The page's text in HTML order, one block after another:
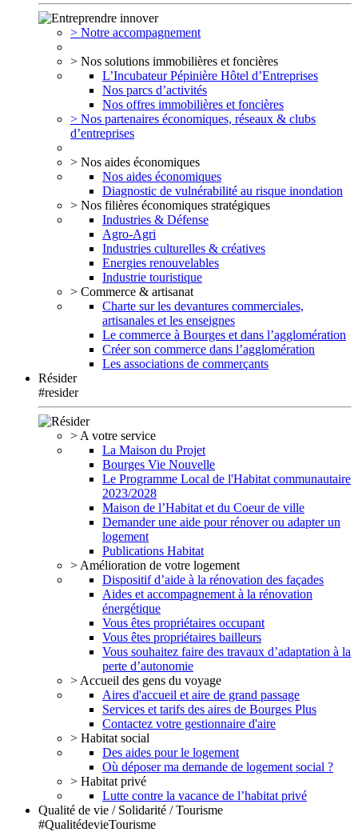
> Notre accompagnement
> Nos solutions immobilières et foncières
L’Incubateur Pépinière Hôtel d’Entreprises
Nos parcs d’activités
Nos offres immobilières et foncières
> Nos partenaires économiques, réseaux & clubs
d’entreprises
> Nos aides économiques
Nos aides économiques
Diagnostic de vulnérabilité au risque inondation
> Nos filières économiques stratégiques
Industries & Défense
Agro-Agri
Industries culturelles & créatives
Energies renouvelables
Industrie touristique
> Commerce & artisanat
Charte sur les devantures commerciales,
artisanales et les enseignes
Le commerce à Bourges et dans l’agglomération
Créer son commerce dans l’agglomération
Les associations de commerçants
Résider
#resider
> A votre service
La Maison du Projet
Bourges Vie Nouvelle
Le Programme Local de l'Habitat communautaire
2023/2028
Maison de l’Habitat et du Coeur de ville
Demander une aide pour rénover ou adapter un
logement
Publications Habitat
> Amélioration de votre logement
Dispositif d’aide à la rénovation des façades
Aides et accompagnement à la rénovation
énergétique
Vous êtes propriétaires occupant
Vous êtes propriétaires bailleurs
Vous souhaitez faire des travaux d’adaptation à la
perte d’autonomie
> Accueil des gens du voyage
Aires d'accueil et aire de grand passage
Services et tarifs des aires de Bourges Plus
Contactez votre gestionnaire d'aire
> Habitat social
Des aides pour le logement
Où déposer ma demande de logement social ?
> Habitat privé
Lutte contre la vacance de l’habitat privé
Qualité de vie / Solidarité / Tourisme
#QualitédevieTourisme